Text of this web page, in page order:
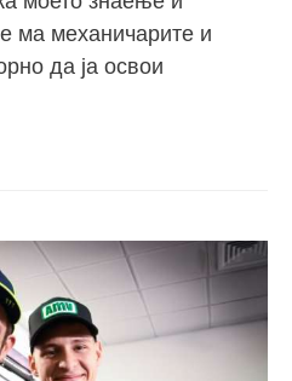
ма механичарите и
да ја освои